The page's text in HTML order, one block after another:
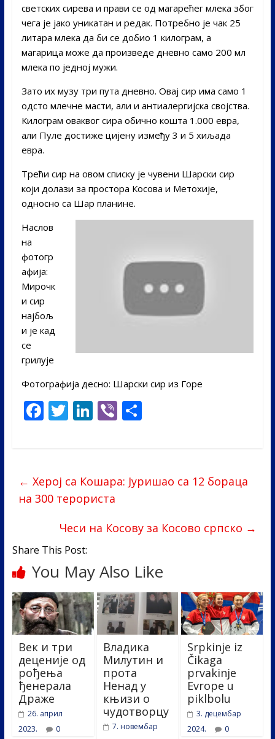
светских сирева и прави се од магарећег млека због
чега је јако уникатан и редак. Потребно је чак 25
литара млека да би се добио 1 килограм, а
магарица може да произведе дневно само 200 мл
млека по једној мужи.
Зато их музу три пута дневно. Овај сир има само 1
одсто млечне масти, али и антиалергијска својства.
Килограм оваквог сира обично кошта 1.000 евра,
али Пуле достиже цијену између 3 и 5 хиљада
евра.
Трећи сир на овом списку је чувени Шарски сир
који долази за простора Косова и Метохије,
односно са Шар планине.
Наслов
на
фотогр
афија:
Мирочк
и сир
најбољ
и је кад
се
грилује
Фотографија десно: Шарски сир из Горе
F
ac
o
o
T
w
Li
n
dI
n
Vi
b
S
← Херој са Кошара: Јуришао са 12 бораца
на 300 терориста
Чеси на Косову за Косово српско →
Share This Post:
You May Also Like
Век и три
деценије од
рођења
ђенерала
Драже
26. април
2023.
0
Владика
Милутин и
прота
Ненад у
књизи о
чудотворцу
7. новембар
Srpkinje iz
Čikaga
prvakinje
Evrope u
piklbolu
3. децембар
2024.
0